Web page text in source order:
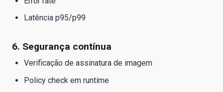
Latência p95/p99
6. Segurança contínua
Verificação de assinatura de imagem
Policy check em runtime